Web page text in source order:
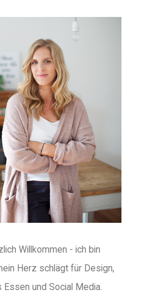
Willkommen - ich bin
Herz schlägt für Design,
Essen und Social Media.